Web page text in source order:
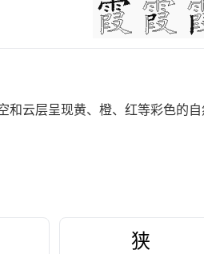
和云层呈现黄、橙、红等彩色的
狭